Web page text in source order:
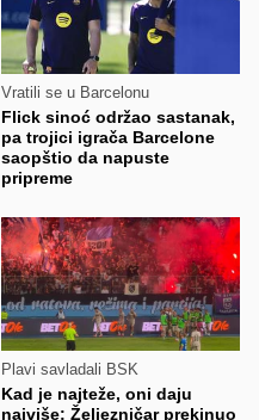
Vratili se u Barcelonu
Flick sinoć održao sastanak,
pa trojici igrača Barcelone
saopštio da napuste
pripreme
Plavi savladali BSK
Kad je najteže, oni daju
najviše: Željezničar prekinuo